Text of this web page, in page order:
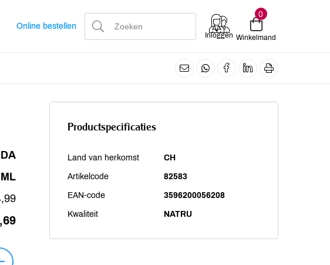
Online bestellen
Inloggen
0
Winkelmand
Productspecificaties
Land van herkomst CH
Artikelcode 82583
EAN-code 3596200056208
Kwaliteit NATRU